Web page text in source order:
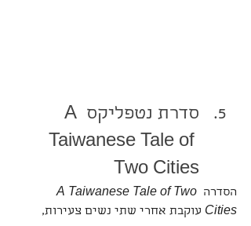
סדרת נטפליקס A
Taiwanese Tale of
Two Cities
הסדרה A Taiwanese Tale of Two
Cities עוקבת אחרי שתי נשים צעירות,